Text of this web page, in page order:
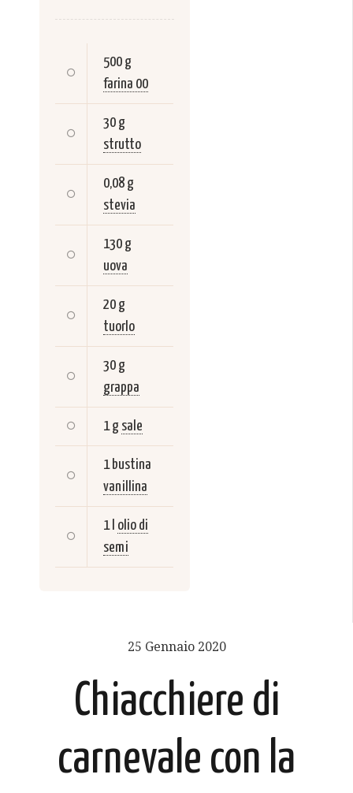
500 g
farina 00
30 g
strutto
0,08 g
stevia
130 g
uova
20 g
tuorlo
30 g
grappa
1 g sale
1 bustina
vanillina
1 l olio di
semi
25 Gennaio 2020
Chiacchiere di
carnevale con la